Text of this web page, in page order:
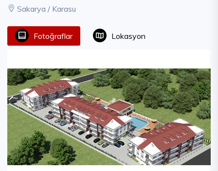
Sakarya / Karasu
Fotoğraflar Lokasyon